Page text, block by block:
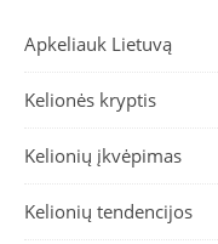
Apkeliauk Lietuvą
Kelionės kryptis
Kelionių įkvėpimas
Kelionių tendencijos